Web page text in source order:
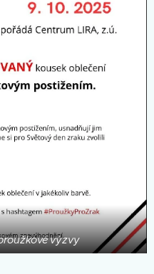
výzvy